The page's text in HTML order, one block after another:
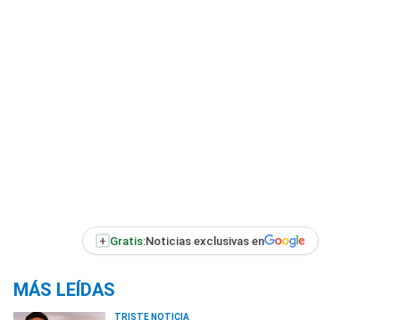
+ Gratis:Noticias exclusivas en
MÁS LEÍDAS
TRISTE NOTICIA